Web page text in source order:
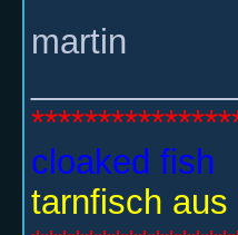
martin
cloaked fish
tarnfisch aus